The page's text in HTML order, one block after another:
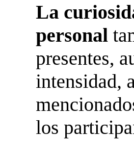
La
personal
presentes,
intensidad,
los